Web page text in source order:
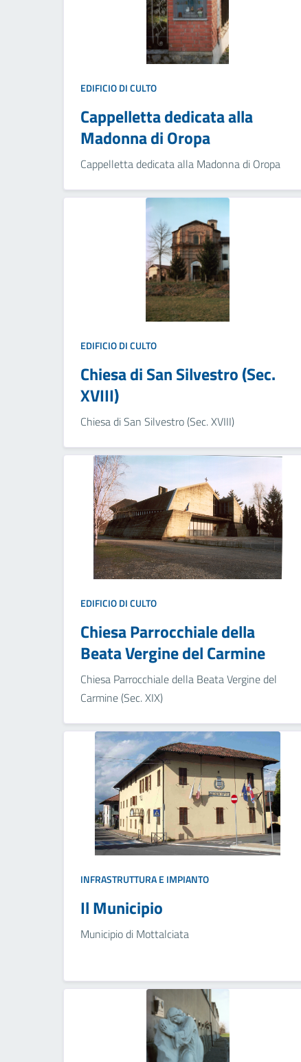
EDIFICIO DI CULTO
Cappelletta dedicata alla
Madonna di Oropa
Cappelletta dedicata alla Madonna di Oropa
EDIFICIO DI CULTO
Chiesa di San Silvestro (Sec.
XVIII)
Chiesa di San Silvestro (Sec. XVIII)
EDIFICIO DI CULTO
Chiesa Parrocchiale della
Beata Vergine del Carmine
Chiesa Parrocchiale della Beata Vergine del
Carmine (Sec. XIX)
INFRASTRUTTURA E IMPIANTO
Il Municipio
Municipio di Mottalciata